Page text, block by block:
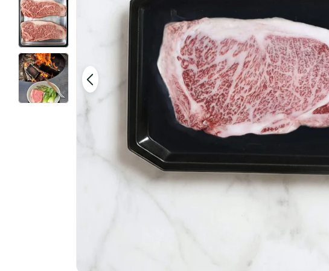
Open media 0 in modaal